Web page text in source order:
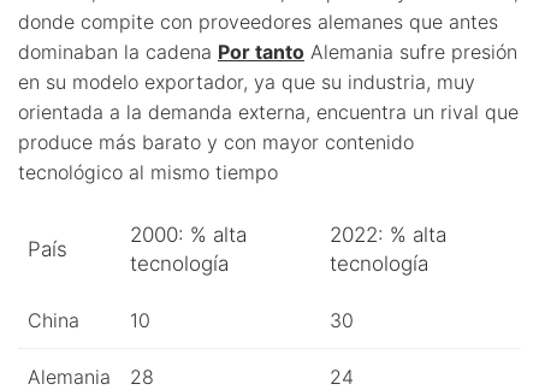
donde compite con proveedores alemanes que antes
dominaban la cadena Por tanto Alemania sufre presión
en su modelo exportador, ya que su industria, muy
orientada a la demanda externa, encuentra un rival que
produce más barato y con mayor contenido
tecnológico al mismo tiempo
País
2000: % alta
tecnología
2022: % alta
tecnología
China 10 30
Alemania 28
24